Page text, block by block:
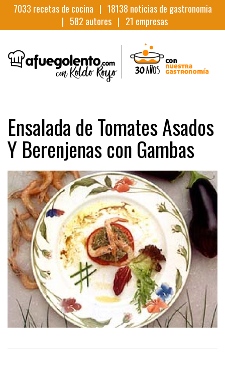
7033 recetas de cocina | 18138 noticias de gastronomia
| 582 autores | 21 empresas
Ensalada de Tomates Asados
Y Berenjenas con Gambas